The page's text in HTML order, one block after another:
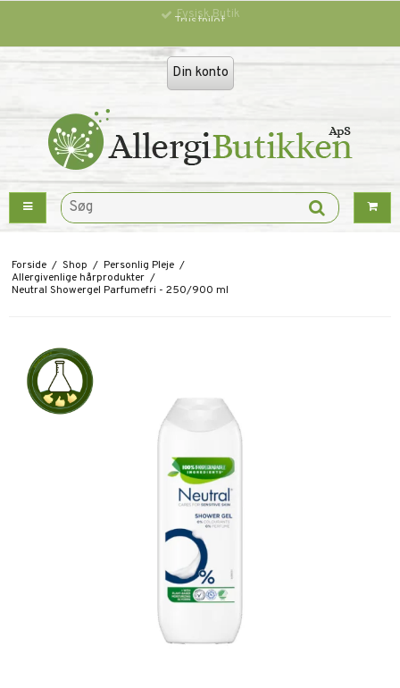
Trustpilot
Din konto
Forside / Shop / Personlig Pleje /
Allergivenlige hårprodukter /
Neutral Showergel Parfumefri - 250/900 ml